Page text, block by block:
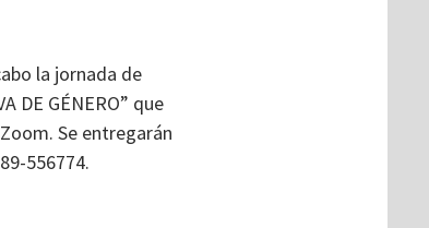
la jornada de
DE GÉNERO” que
Se entregarán
556774.